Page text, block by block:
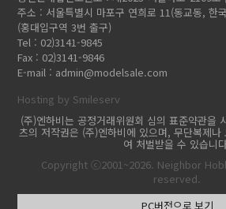
주소 : 서울특별시 마포구 연희로 11(동교동, 한
(홍대입구역 3번 출구)
Tel : 02)3141-9845
Fax : 02)3141-9846
E-mail : admin@modelsale.com
Hosting by Smileserv
(주)엔하비는 공정거래위원회 심의 표준약관을
츠의 저작권은 (주)엔하비에 있으며, 무단복제
여 처벌받을 수 있습니
Copyright ⓒ2001~2026. Neighbor
reserved.
PC버전으로 보기